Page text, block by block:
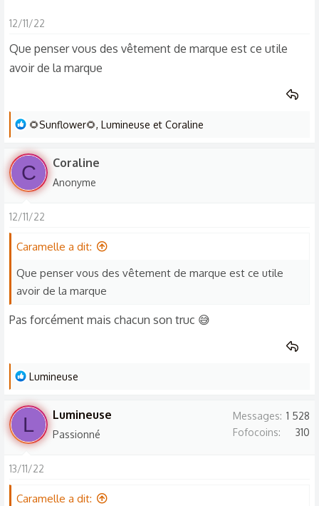
12/11/22
Que penser vous des vêtement de marque est ce utile
avoir de la marque
L
s
é
c
o
n
:
🌻Sunflower🌻, Lumineuse et Coraline
C Coraline
Anonyme
12/11/22
Caramelle a dit:
Que penser vous des vêtement de marque est ce utile
avoir de la marque
Pas forcément mais chacun son truc 😅
L
s
é
c
Lumineuse
L Lumineuse
Passionné
Messages 1 528
Fofocoins
310
13/11/22
Caramelle a dit: